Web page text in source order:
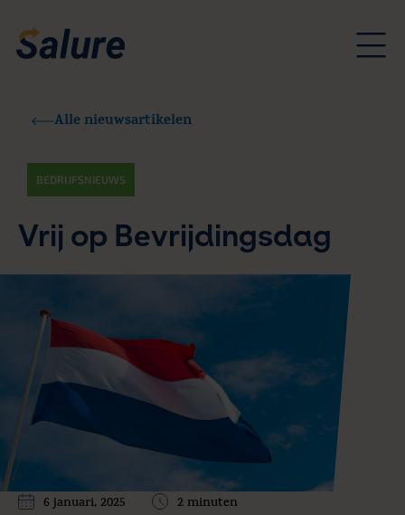
Alle nieuwsartikelen
BEDRIJFSNIEUWS
Vrij op Bevrijdingsdag
6 januari, 2025 2 minuten